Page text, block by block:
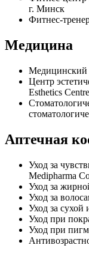
г. Минск
Фитнес-
Медицина
Медицинский
Центр
Esthetics
Аптечная
Уход за
Medipharma
Уход за
Уход за
Уход за сухой
Уход при
Уход при